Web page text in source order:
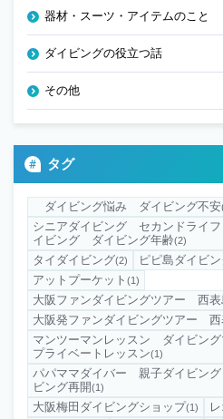
器材・スーツ・アイテムのこと
ダイビングの役立つ話
その他
タグ
ダイビング悩み ダイビング不安
シニアダイビング セカンドライ
イビング ダイビング年齢(2)
タイダイビング(2) ピピ島ダイビ
アットプーケット (1)
大阪ファンダイビングツアー 西
大阪発ファンダイビングツアー 西
マンツーマンレッスン ダイビン
プライベートレッスン(1)
パパママダイバー 親子ダイビン
ビング再開(1)
大阪梅田ダイビングショップ(1)